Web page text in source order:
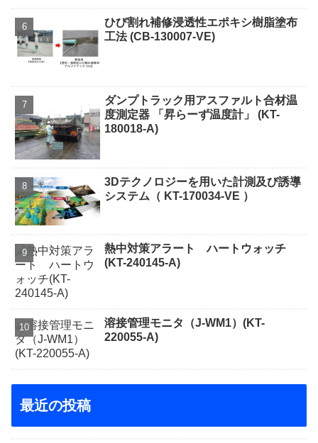
ひび割れ補修浸透性エポキシ樹脂塗布
工法 (CB-130007-VE)
ダンプトラック用アスファルト合材温
度測定器 「昇らーず温度計」 (KT-
180018-A)
3Dテクノロジーを用いた計測及び誘導
システム（ KT-170034-VE ）
熱中対策アラート ハートウォッチ
(KT-240145-A)
溶接管理モニタ（J-WM1）(KT-
220055-A)
最近の投稿